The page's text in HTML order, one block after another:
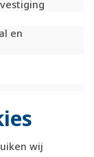
wij
en